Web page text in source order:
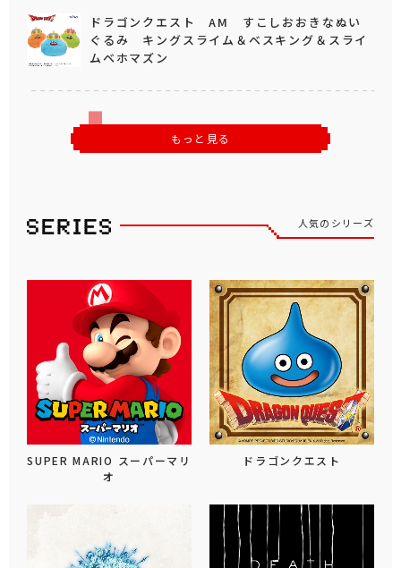
ドラゴンクエスト AM すこしおおきなぬい
ぐるみ キングスライム＆ベスキング＆スライ
ムベホマズン
もっと見る
人気のシリーズ
SUPER MARIO スーパーマリ
オ
ドラゴンクエスト